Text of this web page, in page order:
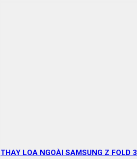
THAY LOA NGOÀI SAMSUNG Z FOLD 3